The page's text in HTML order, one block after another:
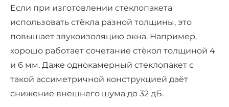
Если при изготовлении стеклопакета
использовать стёкла разной толщины, это
повышает звукоизоляцию окна. Например,
хорошо работает сочетание стёкол толщиной 4
и 6 мм. Даже однокамерный стеклопакет с
такой ассиметричной конструкцией даёт
снижение внешнего шума до 32 дБ.